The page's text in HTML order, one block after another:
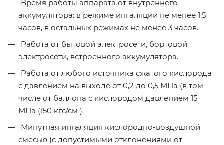
Время работы аппарата от внутреннего
аккумулятора: в режиме ингаляции не менее 1,5
часов, в остальных режимах не менее 3 часов.
Работа от бытовой электросети, бортовой
электросети, встроенного аккумулятора.
Работа от любого источника сжатого кислорода
с давлением на выходе от 0,2 до 0,5 МПа (в том
числе от баллона с кислородом давлением 15
МПа (150 кгс/см ).
Минутная ингаляция кислородно-воздушной
смесью (с допустимыми отклонениями от